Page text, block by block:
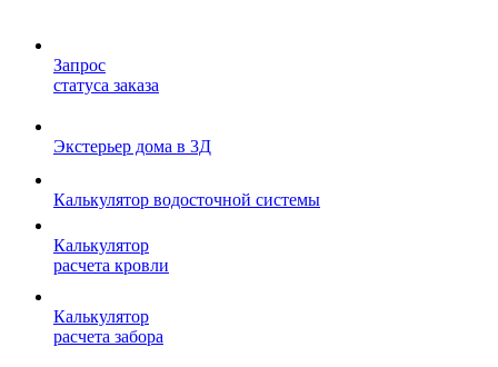
Запрос
статуса заказа
Экстерьер дома в 3Д
Калькулятор водосточной системы
Калькулятор
расчета кровли
Калькулятор
расчета забора